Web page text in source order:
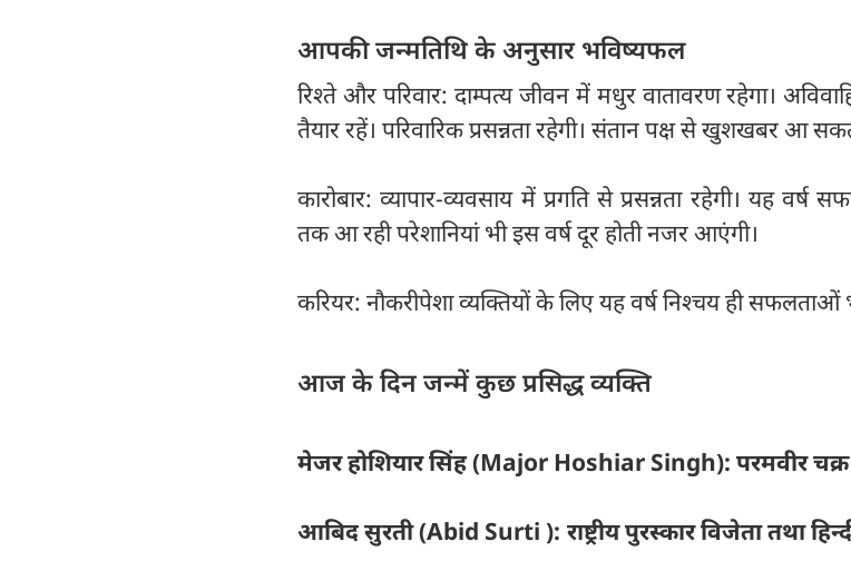
आपकी जन्मतिथि के अनुसार भविष्यफल
रिश्ते और परिवार: दाम्पत्य जीवन में मधुर वातावरण रहेगा।
तैयार रहें। परिवारिक प्रसन्नता रहेगी। संतान पक्ष से खुशखबर आ
कारोबार: व्यापार-व्यवसाय में प्रगति से प्रसन्नता रहेगी। यह वर्ष
तक आ रही परेशानियां भी इस वर्ष दूर होती नजर आएंगी।
करियर: नौकरीपेशा व्यक्तियों के लिए यह वर्ष निश्चय ही सफलताओं
आज के दिन जन्में कुछ प्रसिद्ध व्यक्ति
मेजर होशियार सिंह (Major Hoshiar Singh): परमवीर चक्र
आबिद सुरती (Abid Surti ): राष्ट्रीय पुरस्कार विजेता तथा